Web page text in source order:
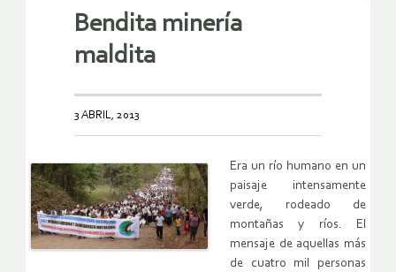
Bendita minería
maldita
3 ABRIL, 2013
Era un río humano en un
paisaje intensamente
verde, rodeado de
montañas y ríos. El
mensaje de aquellas más
de cuatro mil personas